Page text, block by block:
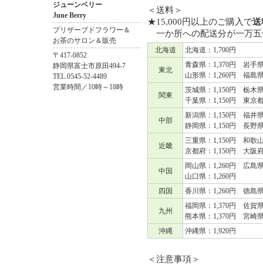
ジューンベリー
June Berry
プリザーブドフラワー＆
お茶のサロン＆販売
〒417-0852
静岡県富士市原田494-7
TEL.0545-52-4489
営業時間／10時～18時
＜送料＞
★15,000円以上のご購入で送
一か所への配送分が一万
北海道 北海道：1,700円
東北
青森県：1,370円 岩手
山形県：1,260円 福島
関東
茨城県：1,150円 栃木
千葉県：1,150円 東京
中部
新潟県：1,150円 福井
静岡県：1,150円 長野
近畿
三重県：1,150円 和歌
京都府：1,150円 大阪
中国
岡山県：1,260円 広島
山口県：1,260円
四国
香川県：1,260円 徳島
九州
福岡県：1,370円 佐賀
熊本県：1,370円 宮崎
沖縄
沖縄県：1,920円
＜注意事項＞